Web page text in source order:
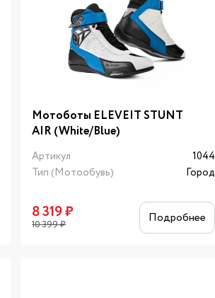
Мотоботы ELEVEIT STUNT
AIR (White/Blue)
Артикул
1044
Тип (Мотообувь)
Город
8 319₽
10 399₽ Подробнее